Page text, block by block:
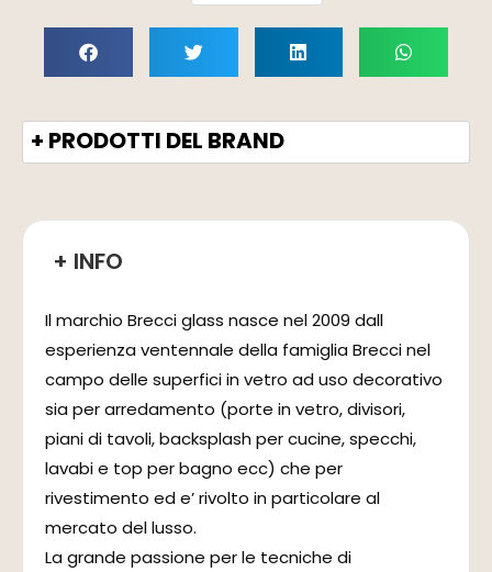
+ PRODOTTI DEL BRAND
+ INFO
Il marchio Brecci glass nasce nel 2009 dall
esperienza ventennale della famiglia Brecci nel
campo delle superfici in vetro ad uso decorativo
sia per arredamento (porte in vetro, divisori,
piani di tavoli, backsplash per cucine, specchi,
lavabi e top per bagno ecc) che per
rivestimento ed e’ rivolto in particolare al
mercato del lusso.
La grande passione per le tecniche di